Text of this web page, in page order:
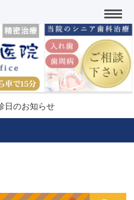
日のお知らせ